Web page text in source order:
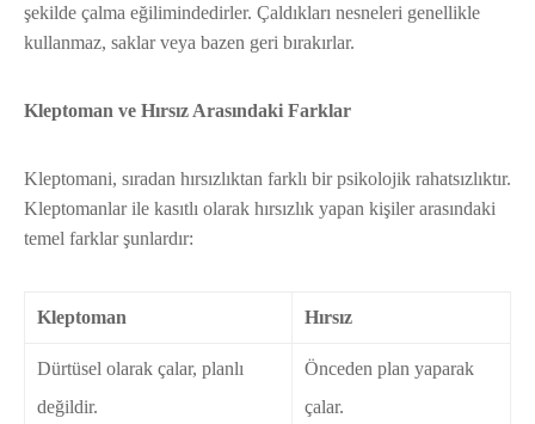
şekilde çalma eğilimindedirler. Çaldıkları nesneleri genellikle
kullanmaz, saklar veya bazen geri bırakırlar.
Kleptoman ve Hırsız Arasındaki Farklar
Kleptomani, sıradan hırsızlıktan farklı bir psikolojik rahatsızlıktır.
Kleptomanlar ile kasıtlı olarak hırsızlık yapan kişiler arasındaki
temel farklar şunlardır:
Kleptoman Hırsız
Dürtüsel olarak çalar, planlı
değildir.
Önceden plan yaparak
çalar.